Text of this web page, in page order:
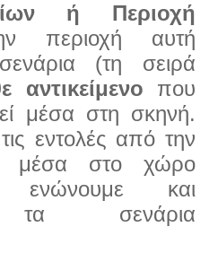
ή Περιοχή
περιοχή αυτή
(τη σειρά
αντικείμενο που
μέσα στη σκηνή.
εντολές από την
μέσα στο χώρο
ενώνουμε και
τα σενάρια